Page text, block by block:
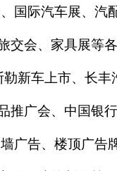
国际汽车展、汽
交会、家具展等各
新车上市、长
推广会、中国银行
广告、楼顶广告